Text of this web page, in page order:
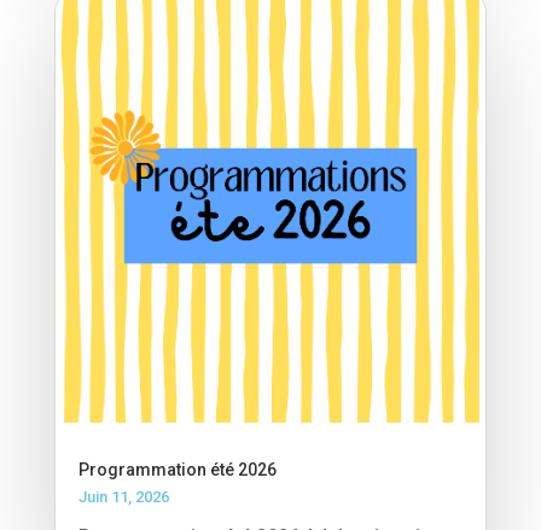
Programmation été 2026
Juin 11, 2026